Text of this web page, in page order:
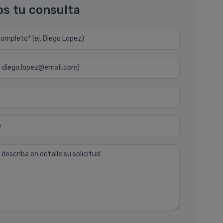
tu consulta
(ej. Diego Lopez)
diego.lopez@email.com)
en detalle su solicitud